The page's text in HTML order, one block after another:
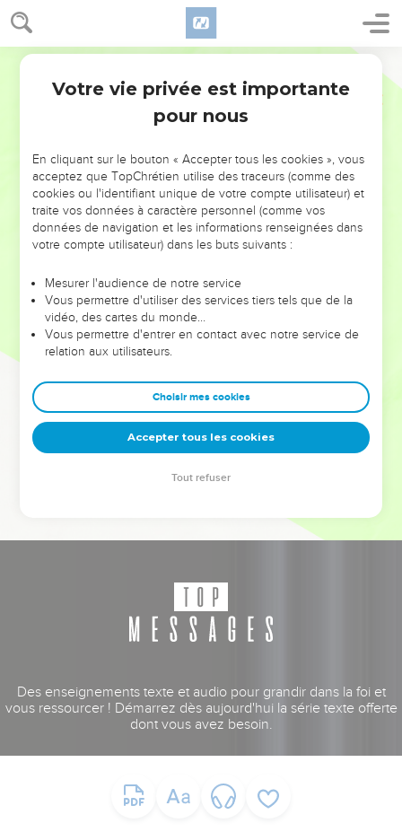
NE MANQUEZ PAS L’ÉVÉNEMENT
DE L’ANNÉE !
ET SI LEURS ERREURS POUVAIENT VOUS ÉVITER LES
VOTRES ?
leur foi ou leur vision. Mais on voit moins les doutes, les erreurs
et les saisons difficiles qu'ils ont traversés, alors même que ce
sont elles qui les ont façonnés.
Dans cette conférence, leaders, entrepreneurs, et responsables
clés pour avancer avec plus de sagesse afin que leurs erreurs
deviennent vos tremplins. Que vous guidiez un ministère, une
équipe, un groupe ou une famille, leur expérience est faite
pour vous.
Des enseignements texte et audio pour grandir dans la foi et
vous ressourcer ! Démarrez dès aujourd'hui la série texte offerte
dont vous avez besoin.
Votre vie privée est importante
pour nous
En cliquant sur le bouton « Accepter tous les cookies », vous
acceptez que TopChrétien utilise des traceurs (comme des
cookies ou l'identifiant unique de votre compte utilisateur) et
traite vos données à caractère personnel (comme vos
données de navigation et les informations renseignées dans
votre compte utilisateur) dans les buts suivants :
Mesurer l'audience de notre service
Vous permettre d'utiliser des services tiers tels que de la
vidéo, des cartes du monde…
Vous permettre d'entrer en contact avec notre service de
relation aux utilisateurs.
Choisir mes cookies
Accepter tous les cookies
Tout refuser